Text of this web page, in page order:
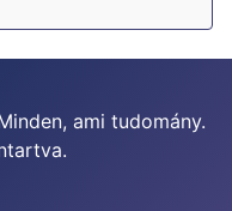
ami tudomány.